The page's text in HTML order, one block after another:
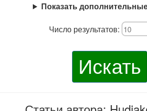
Показать
Число результатов:
Искать